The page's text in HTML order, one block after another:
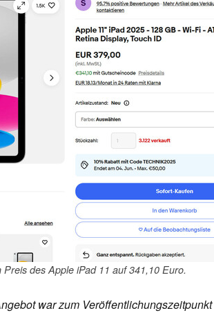
des Apple iPad 11 auf 341,10 Euro.
war zum